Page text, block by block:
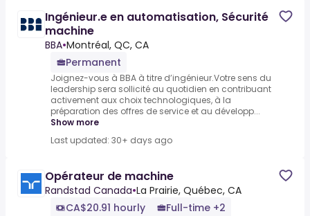
Ingénieur.e en automatisation, Sécurité
machine
BBA•Montréal, QC, CA
Permanent
Joignez-vous à BBA à titre d’ingénieur.Votre sens du
leadership sera sollicité au quotidien en contribuant
activement aux choix technologiques, à la
préparation des offres de service et au développ...
Show more
Last updated: 30+ days ago
Opérateur de machine
Randstad Canada•La Prairie, Québec, CA
CA$20.91 hourly
Full-time +2